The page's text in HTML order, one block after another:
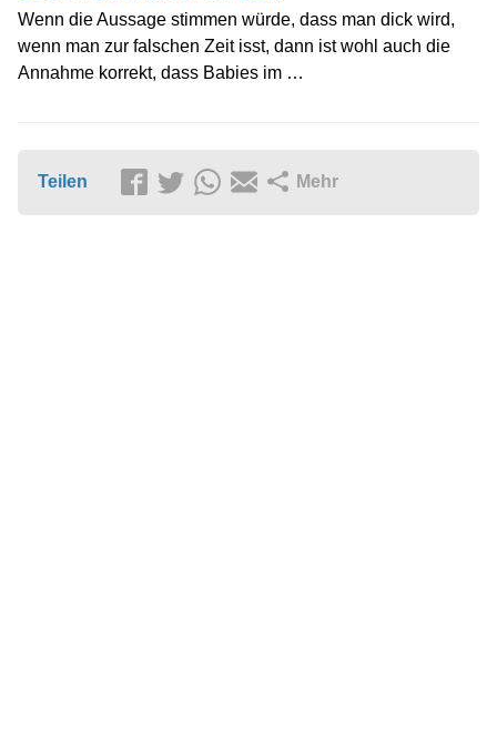
Wenn die Aussage stimmen würde, dass man dick wird,
wenn man zur falschen Zeit isst, dann ist wohl auch die
Annahme korrekt, dass Babies im …
Teilen Mehr